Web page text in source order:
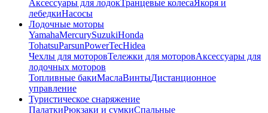
Аксессуары для лодокТранцевые колесаЯкоря и
лебедкиНасосы
Лодочные моторы
YamahaMercurySuzukiHonda
TohatsuParsunPowerTecHidea
Чехлы для моторовТележки для моторовАксессуары для
лодочных моторов
Топливные бакиМаслаВинтыДистанционное
управление
Туристическое снаряжение
ПалаткиРюкзаки и сумкиСпальные